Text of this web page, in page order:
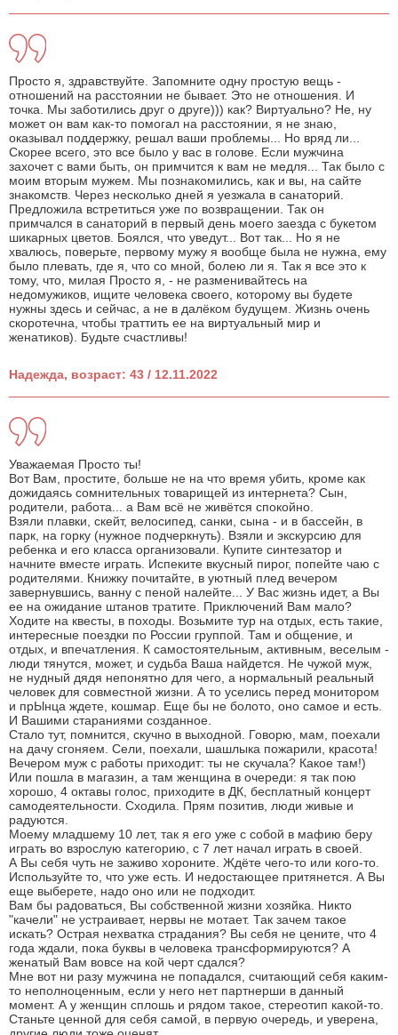
Просто я, здравствуйте. Запомните одну простую вещь -
отношений на расстоянии не бывает. Это не отношения. И
точка. Мы заботились друг о друге))) как? Виртуально? Не, ну
может он вам как-то помогал на расстоянии, я не знаю,
оказывал поддержку, решал ваши проблемы... Но вряд ли...
Скорее всего, это все было у вас в голове. Если мужчина
захочет с вами быть, он примчится к вам не медля... Так было с
моим вторым мужем. Мы познакомились, как и вы, на сайте
знакомств. Через несколько дней я уезжала в санаторий.
Предложила встретиться уже по возвращении. Так он
примчался в санаторий в первый день моего заезда с букетом
шикарных цветов. Боялся, что уведут... Вот так... Но я не
хвалюсь, поверьте, первому мужу я вообще была не нужна, ему
было плевать, где я, что со мной, болею ли я. Так я все это к
тому, что, милая Просто я, - не разменивайтесь на
недомужиков, ищите человека своего, которому вы будете
нужны здесь и сейчас, а не в далёком будущем. Жизнь очень
скоротечна, чтобы траттить ее на виртуальный мир и
женатиков). Будьте счастливы!
Надежда, возраст: 43 / 12.11.2022
Уважаемая Просто ты!
Вот Вам, простите, больше не на что время убить, кроме как
дожидаясь сомнительных товарищей из интернета? Сын,
родители, работа... а Вам всё не живётся спокойно.
Взяли плавки, скейт, велосипед, санки, сына - и в бассейн, в
парк, на горку (нужное подчеркнуть). Взяли и экскурсию для
ребенка и его класса организовали. Купите синтезатор и
начните вместе играть. Испеките вкусный пирог, попейте чаю с
родителями. Книжку почитайте, в уютный плед вечером
завернувшись, ванну с пеной налейте... У Вас жизнь идет, а Вы
ее на ожидание штанов тратите. Приключений Вам мало?
Ходите на квесты, в походы. Возьмите тур на отдых, есть такие,
интересные поездки по России группой. Там и общение, и
отдых, и впечатления. К самостоятельным, активным, веселым -
люди тянутся, может, и судьба Ваша найдется. Не чужой муж,
не нудный дядя непонятно для чего, а нормальный реальный
человек для совместной жизни. А то уселись перед монитором
и прЫнца ждете, кошмар. Еще бы не болото, оно самое и есть.
И Вашими стараниями созданное.
Стало тут, помнится, скучно в выходной. Говорю, мам, поехали
на дачу сгоняем. Сели, поехали, шашлыка пожарили, красота!
Вечером муж с работы приходит: ты не скучала? Какое там!)
Или пошла в магазин, а там женщина в очереди: я так пою
хорошо, 4 октавы голос, приходите в ДК, бесплатный концерт
самодеятельности. Сходила. Прям позитив, люди живые и
радуются.
Моему младшему 10 лет, так я его уже с собой в мафию беру
играть во взрослую категорию, с 7 лет начал играть в своей.
А Вы себя чуть не заживо хороните. Ждёте чего-то или кого-то.
Используйте то, что уже есть. И недостающее притянется. А Вы
еще выберете, надо оно или не подходит.
Вам бы радоваться, Вы собственной жизни хозяйка. Никто
"качели" не устраивает, нервы не мотает. Так зачем такое
искать? Острая нехватка страдания? Вы себя не цените, что 4
года ждали, пока буквы в человека трансформируются? А
женатый Вам вовсе на кой черт сдался?
Мне вот ни разу мужчина не попадался, считающий себя каким-
то неполноценным, если у него нет партнерши в данный
момент. А у женщин сплошь и рядом такое, стереотип какой-то.
Станьте ценной для себя самой, в первую очередь, и уверена,